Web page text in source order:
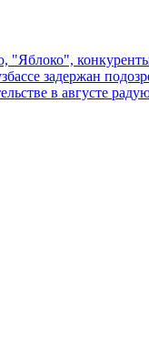
конкуренты
задержан
в августе